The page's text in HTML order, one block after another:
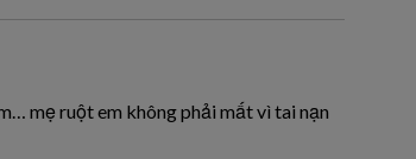
mẹ ruột em không phải mất vì tai nạn